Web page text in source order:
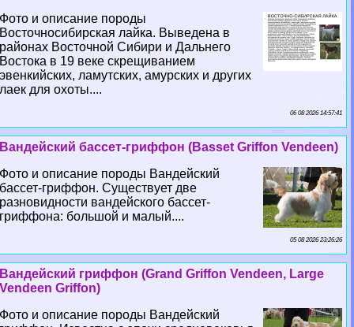
Фото и описание породы
Восточносибирская лайка. Выведена в
районах Восточной Сибири и Дальнего
Востока в 19 веке скрещиванием
эвенкийских, ламутских, амурских и других
лаек для охоты....
06 08 2026 14:57:41
Вандейский бассет-гриффон (Basset Griffon Vendeen)
Фото и описание породы Вандейский
бассет-гриффон. Существует две
разновидности вандейского бассет-
гриффона: большой и малый....
05 08 2026 23:26:26
Вандейский гриффон (Grand Griffon Vendeen, Large
Vendeen Griffon)
Фото и описание породы Вандейский